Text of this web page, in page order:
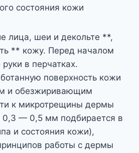
состояния кожи
лица, шеи и декольте **,
** кожу. Перед началом
в перчатках.
поверхность кожи
и обезжиривающим
к микротрещины дермы
0,3 — 0,5 мм подбирается в
и состояния кожи),
работы с дермы